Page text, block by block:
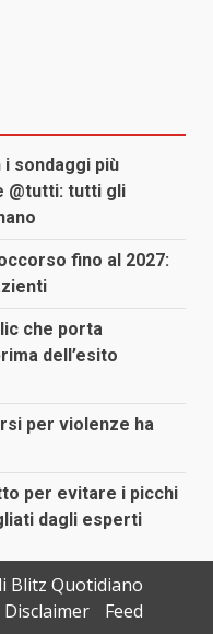
sondaggi più
@tutti: tutti gli
fino al 2027:
che porta
dell’esito
per violenze ha
per evitare i picchi
dagli esperti
Blitz Quotidiano
Disclaimer Feed